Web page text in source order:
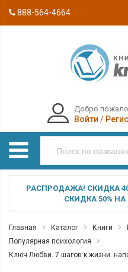
888-564-4664
Добро
Войти /
РАСПРОДАЖА! СКИДКА
СКИДКА 50% НА
Главная Каталог Книги
Популярная психология
Ключ Любви. 7 шагов к жизни.